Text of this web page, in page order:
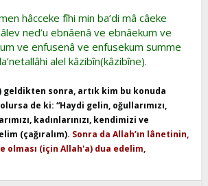
hâcceke fîhi min ba’di mâ câeke
ned’u ebnâenâ ve ebnâekum ve
ve enfusenâ ve enfusekum summe
alel kâzibîn(kâzibîne).
geldikten sonra, artık kim bu konuda
de ki: “Haydi gelin, oğullarımızı,
kadınlarınızı, kendimizi ve
(çağıralım). Sonra da Allah’ın lânetinin,
olması (için Allah'a) dua edelim,